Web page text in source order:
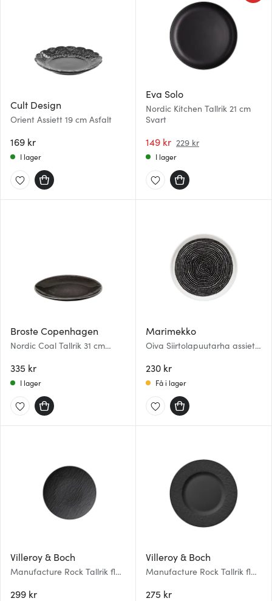
Cult Design
Orient Assiett 19 cm Asfalt
169 kr
I lager
Eva Solo
Nordic Kitchen Tallrik 21 cm
Svart
149 kr 229 kr
I lager
Broste Copenhagen
Nordic Coal Tallrik 31 cm
335 kr
I lager
Marimekko
Oiva Siirtolapuutarha assiett
230 kr
Få i lager
Villeroy & Boch
Manufacture Rock Tallrik flat
299 kr
Villeroy & Boch
Manufacture Rock Tallrik flat
275 kr